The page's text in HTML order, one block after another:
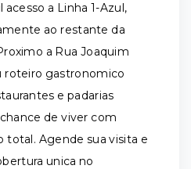
a Linha 1-Azul,
ao restante da
a Rua Joaquim
roteiro gastronomico
e padarias
de viver com
total. Agende sua visita e
unica no